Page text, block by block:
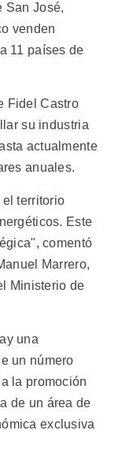
San José,
venden
11 países de
Fidel Castro
su industria
actualmente
anuales.
territorio
Este
comentó
Marrero,
Ministerio de
una
un número
la promoción
de un área de
exclusiva